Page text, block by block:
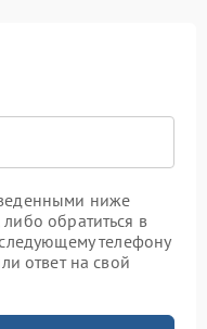
ниже
обратиться в
телефону
ответ на свой